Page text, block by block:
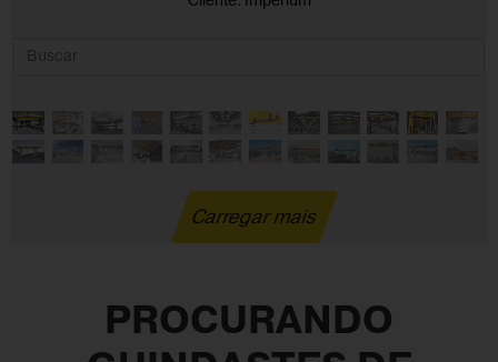
Carregar mais
PROCURANDO